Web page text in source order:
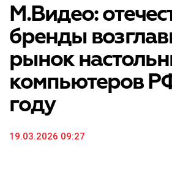
М.Видео:
бренды
рынок
компьютеров
году
19.03.2026 09:27